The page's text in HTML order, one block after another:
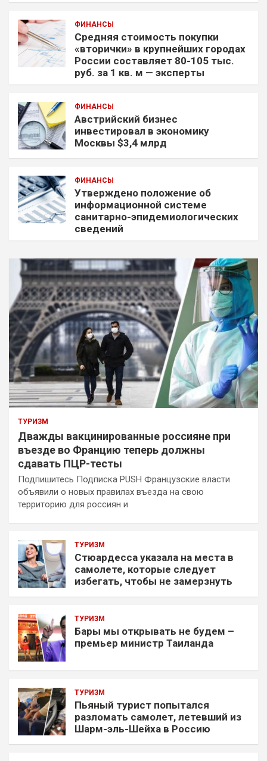
ФИНАНСЫ
Средняя стоимость покупки
«вторички» в крупнейших городах
России составляет 80-105 тыс.
руб. за 1 кв. м — эксперты
ФИНАНСЫ
Австрийский бизнес
инвестировал в экономику
Москвы $3,4 млрд
ФИНАНСЫ
Утверждено положение об
информационной системе
санитарно-эпидемиологических
сведений
ТУРИЗМ
Дважды вакцинированные россияне при
въезде во Францию теперь должны
сдавать ПЦР-тесты
Подпишитесь Подписка PUSH Французские власти
объявили о новых правилах въезда на свою
территорию для россиян и
ТУРИЗМ
Стюардесса указала на места в
самолете, которые следует
избегать, чтобы не замерзнуть
ТУРИЗМ
Бары мы открывать не будем –
премьер министр Таиланда
ТУРИЗМ
Пьяный турист попытался
разломать самолет, летевший из
Шарм-эль-Шейха в Россию